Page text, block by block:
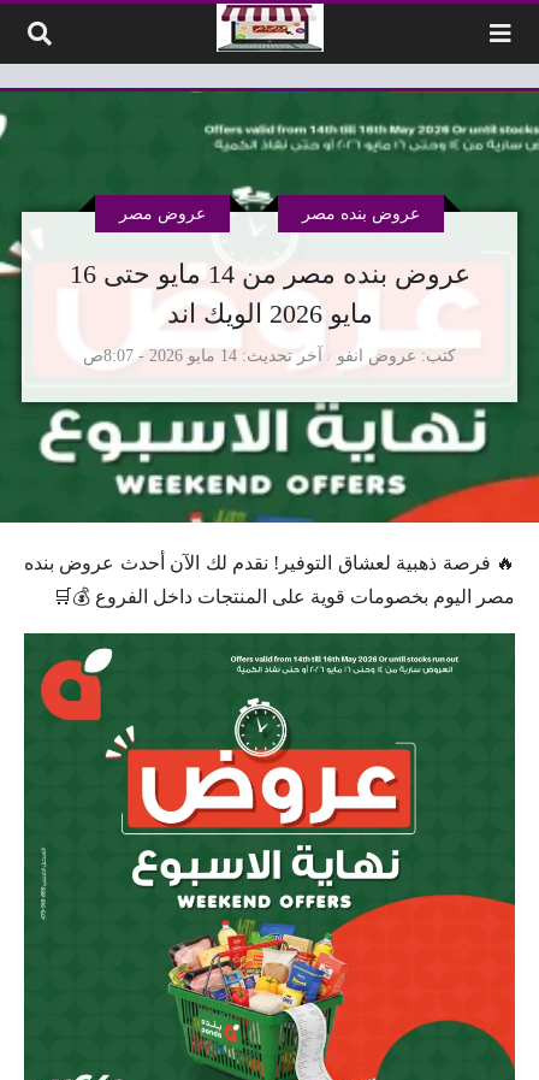
عروض بنده مصر من 14 مايو حتى 16
مايو 2026 الويك اند
كتب عروض انفو
عروض بنده مصر عروض مصر
آخر تحديث 14 مايو 2026 - 8:07ص
🔥 فرصة ذهبية لعشاق التوفير! نقدم لك الآن أحدث عروض بنده
مصر اليوم بخصومات قوية على المنتجات داخل الفروع 💰🛒